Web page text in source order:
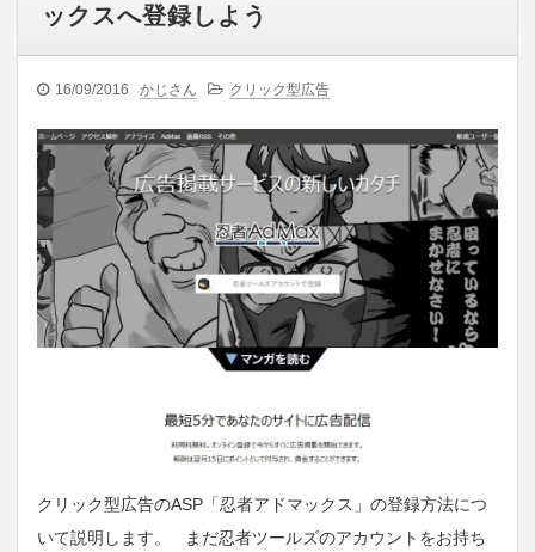
ックスへ登録しよう
16/09/2016 かじさん クリック型広告
クリック型広告のASP「忍者アドマックス」の登録方法につ
いて説明します。 まだ忍者ツールズのアカウントをお持ち